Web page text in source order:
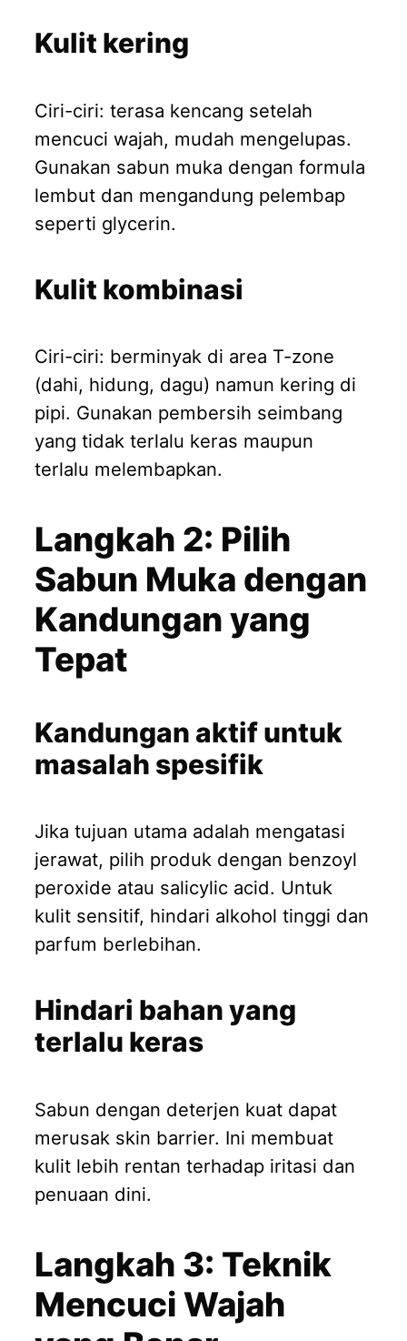
Kulit kering
Ciri-ciri: terasa kencang setelah
mencuci wajah, mudah mengelupas.
Gunakan sabun muka dengan formula
lembut dan mengandung pelembap
seperti glycerin.
Kulit kombinasi
Ciri-ciri: berminyak di area T-zone
(dahi, hidung, dagu) namun kering di
pipi. Gunakan pembersih seimbang
yang tidak terlalu keras maupun
terlalu melembapkan.
Langkah 2: Pilih
Sabun Muka dengan
Kandungan yang
Tepat
Kandungan aktif untuk
masalah spesifik
Jika tujuan utama adalah mengatasi
jerawat, pilih produk dengan benzoyl
peroxide atau salicylic acid. Untuk
kulit sensitif, hindari alkohol tinggi dan
parfum berlebihan.
Hindari bahan yang
terlalu keras
Sabun dengan deterjen kuat dapat
merusak skin barrier. Ini membuat
kulit lebih rentan terhadap iritasi dan
penuaan dini.
Langkah 3: Teknik
Mencuci Wajah